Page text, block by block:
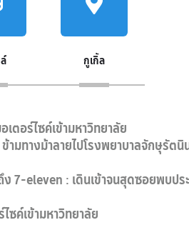
กูเกิ้ล
ตอร์ไซค์เข้ามหาวิทยาลัย
มทางม้าลายไปโรงพยาบาลจักษุรัตนิ
7-eleven : เดินเข้าจนสุดซอยพบปร
ซค์เข้ามหาวิทยาลัย